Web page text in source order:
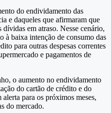
do endividamento das
e daqueles que afirmaram que
dívidas em atraso. Nesse cenário,
à baixa intenção de consumo das
para outras despesas correntes
e pagamentos de
o aumento no endividamento
do cartão de crédito e do
para os próximos meses,
do mercado.